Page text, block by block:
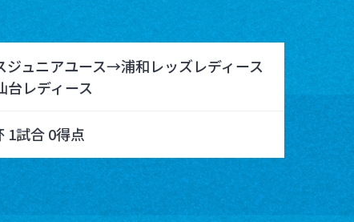
ュニアユース→浦和レッズレディース
レディース
1試合 0得点